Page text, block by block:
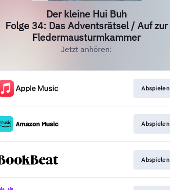
Der kleine Hui Buh
Folge 34: Das Adventsrätsel / Auf zur
Fledermausturmkammer
Jetzt anhören:
Abspielen
Abspielen
Abspielen